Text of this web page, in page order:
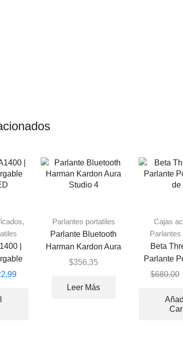
,
|
Parlantes portatiles
Parlante Bluetooth
Harman Kardon Aura
Studio 4
$356,35
Leer Más
Cajas
Parlantes
Beta
Parlante
de
$680,00